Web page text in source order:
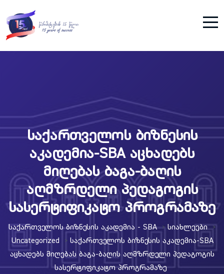
საქართველოს ბიზნესის
აკადემია-SBA აცხადებს
მიღებას ბაგა-ბაღის
აღმზრდელი პედაგოგის
სასერტიფიკატო პროგრამაზე
Საქართველოს Ბიზნესის Აკადემია - SBA > Სიახლეები >
Uncategorized > Საქართველოს Ბიზნესის Აკადემია-SBA
Აცხადებს Მიღებას Ბაგა-Ბაღის Აღმზრდელი Პედაგოგის
Სასერტიფიკატო Პროგრამაზე